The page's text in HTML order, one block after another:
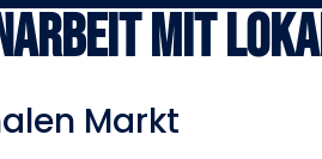
mit
Markt